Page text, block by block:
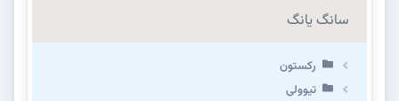
سانگ یانگ
رکستون
تیوولی